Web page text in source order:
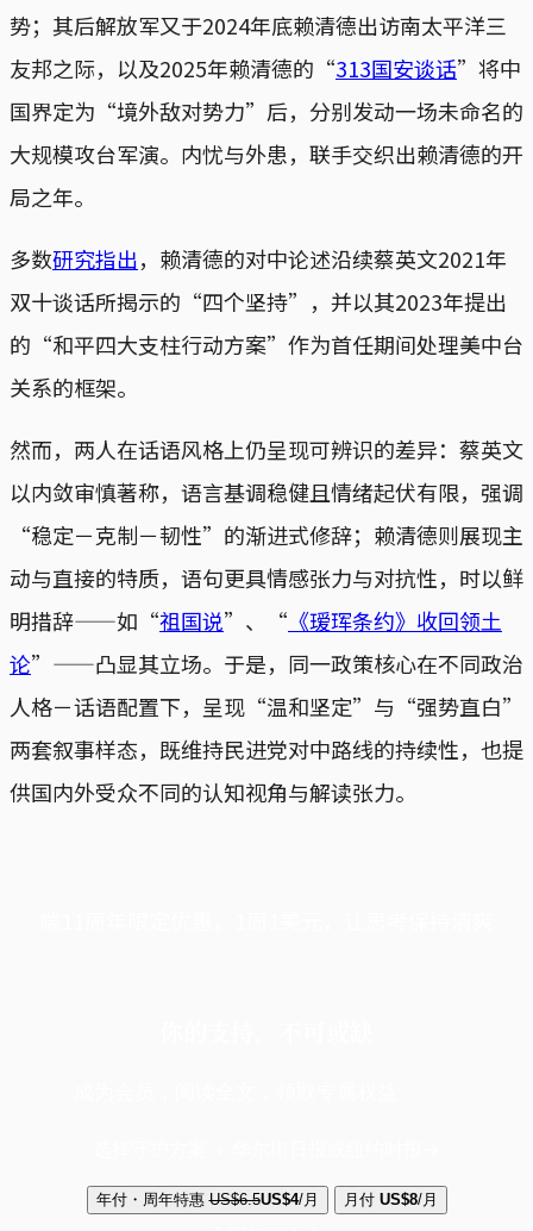
势；其后解放军又于2024年底赖清德出访南太平洋三
友邦之际，以及2025年赖清德的“313国安谈话”将中
国界定为“境外敌对势力”后，分别发动一场未命名的
大规模攻台军演。内忧与外患，联手交织出赖清德的开
局之年。
多数研究指出，赖清德的对中论述沿续蔡英文2021年
双十谈话所揭示的“四个坚持”，并以其2023年提出
的“和平四大支柱行动方案”作为首任期间处理美中台
关系的框架。
然而，两人在话语风格上仍呈现可辨识的差异：蔡英文
以内敛审慎著称，语言基调稳健且情绪起伏有限，强调
“稳定－克制－韧性”的渐进式修辞；赖清德则展现主
动与直接的特质，语句更具情感张力与对抗性，时以鲜
明措辞——如“祖国说”、“ 《瑷珲条约》收回领土
论”——凸显其立场。于是，同一政策核心在不同政治
人格－话语配置下，呈现“温和坚定”与“强势直白”
两套叙事样态，既维持民进党对中路线的持续性，也提
供国内外受众不同的认知视角与解读张力。
年付・周年特惠 US$6.5US$4/月 月付 US$8/月